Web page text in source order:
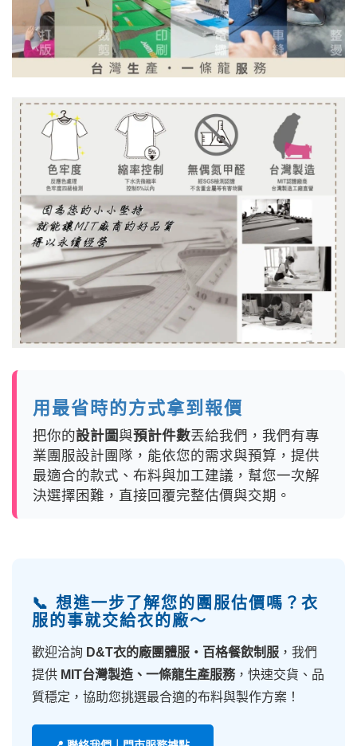
用最省時的方式拿到報價
把你的設計圖與預計件數丟給我們，我們有專
業團服設計團隊，能依您的需求與預算，提供
最適合的款式、布料與加工建議，幫您一次解
決選擇困難，直接回覆完整估價與交期。
📞 想進一步了解您的團服估價嗎？衣
服的事就交給衣的廠～
歡迎洽詢 D&T衣的廠團體服・百格餐飲制服 ，我們
提供 MIT台灣製造、一條龍生產服務，快速交貨、品
質穩定，協助您挑選最合適的布料與製作方案！